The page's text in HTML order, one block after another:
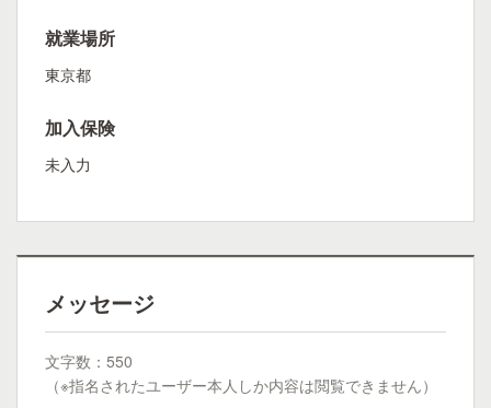
就業場所
東京都
加入保険
未入力
メッセージ
文字数：550
（※指名されたユーザー本人しか内容は閲覧できません）